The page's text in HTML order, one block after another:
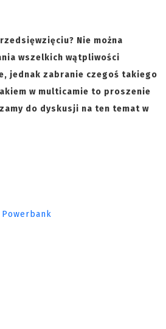
Nie można
wszelkich wątpliwości
jednak zabranie czegoś takiego
w multicamie to proszenie
do dyskusji na ten temat w
Powerbank